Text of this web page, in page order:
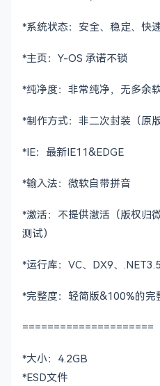
*系统状态：安全、稳定、快
*主页：Y-OS 承诺不锁
*纯净度：非常纯净，无多余
*制作方式：非二次封装（原
*IE：最新IE11&EDGE
*输入法：微软自带拼音
*激活：不提供激活（版权归
测试）
*运行库：VC、DX9、
*完整度：轻简版&100%的完
=====================
*大小：4.2GB
*ESD文件